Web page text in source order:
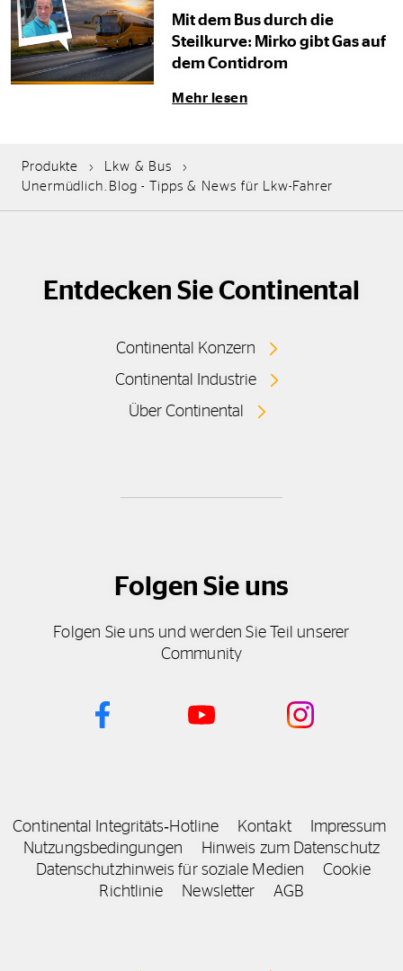
Mit dem Bus durch die
Steilkurve: Mirko gibt Gas auf
dem Contidrom
Mehr lesen
Produkte
Lkw & Bus
Unermüdlich.Blog - Tipps & News für Lkw-Fahrer
Entdecken Sie Continental
Continental Konzern
Continental Industrie
Über Continental
Folgen Sie uns
Folgen Sie uns und werden Sie Teil unserer
Community
Continental Integritäts‑Hotline Kontakt
Impressum
Nutzungsbedingungen
Hinweis zum Datenschutz
Datenschutzhinweis für soziale Medien
Cookie
Richtlinie
Newsletter AGB